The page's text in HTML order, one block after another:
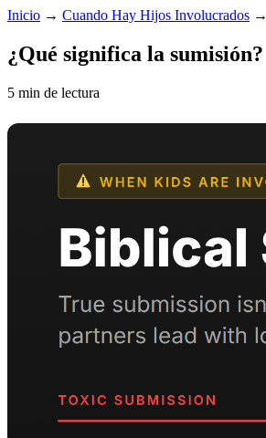
Inicio → Cuando Hay Hijos Involucrados →
¿Qué significa la sumisión?
5 min de lectura